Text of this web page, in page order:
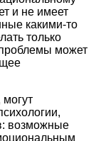
и не имеет
какими-то
только
проблемы может
возможные